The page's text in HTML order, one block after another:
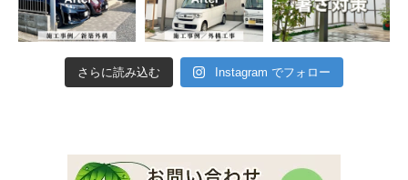
さらに読み込む Instagram でフォロー